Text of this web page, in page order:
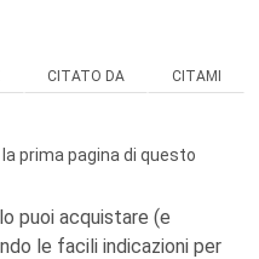
CITATO DA CITAMI
prima pagina di questo
puoi acquistare (e
le facili indicazioni per